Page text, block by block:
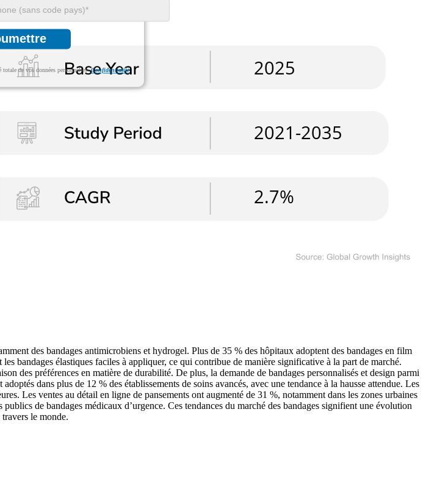
de vos données personnelles.Confidentialité
des bandages antimicrobiens et hydrogel. Plus de 35 % des hôpitaux adoptent des bandages en film
bandages élastiques faciles à appliquer, ce qui contribue de manière significative à la part de marché.
des préférences en matière de durabilité. De plus, la demande de bandages personnalisés et design parmi
dans plus de 12 % des établissements de soins avancés, avec une tendance à la hausse attendue. Les
Les ventes au détail en ligne de pansements ont augmenté de 31 %, notamment dans les zones urbaines
de bandages médicaux d’urgence. Ces tendances du marché des bandages signifient une évolution
le monde.